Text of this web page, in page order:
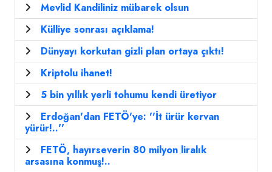
Mevlid Kandiliniz mübarek olsun
Külliye sonrası açıklama!
Dünyayı korkutan gizli plan ortaya çıktı!
Kriptolu ihanet!
5 bin yıllık yerli tohumu kendi üretiyor
Erdoğan'dan FETÖ'ye: ''İt ürür kervan
yürür!..''
FETÖ, hayırseverin 80 milyon liralık
arsasına konmuş!..